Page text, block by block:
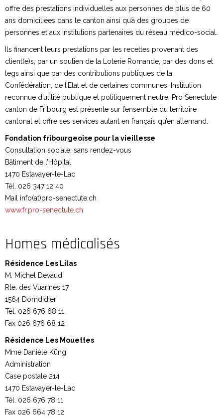
offre des prestations individuelles aux personnes de plus de 60
ans domiciliées dans le canton ainsi qu’à des groupes de
personnes et aux Institutions partenaires du réseau médico-social.
Ils financent leurs prestations par les recettes provenant des
client(e)s, par un soutien de la Loterie Romande, par des dons et
legs ainsi que par des contributions publiques de la
Confédération, de l’Etat et de certaines communes. Institution
reconnue d’utilité publique et politiquement neutre, Pro Senectute
canton de Fribourg est présente sur l’ensemble du territoire
cantonal et offre ses services autant en français qu’en allemand.
Fondation fribourgeoise pour la vieillesse
Consultation sociale, sans rendez-vous
Bâtiment de l’Hôpital
1470 Estavayer-le-Lac
Tél. 026 347 12 40
Mail info(at)pro-senectute.ch
www.fr.pro-senectute.ch
Homes médicalisés
Résidence Les Lilas
M. Michel Devaud
Rte. des Vuarines 17
1564 Domdidier
Tél. 026 676 68 11
Fax 026 676 68 12
Résidence Les Mouettes
Mme Danièle Küng
Administration
Case postale 214
1470 Estavayer-le-Lac
Tél. 026 676 78 11
Fax 026 664 78 12